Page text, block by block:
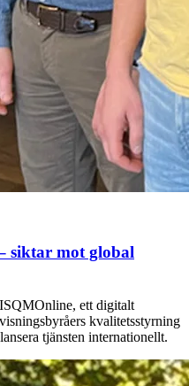
siktar mot global
ett digitalt
kvalitetsstyrning
tjänsten internationellt.